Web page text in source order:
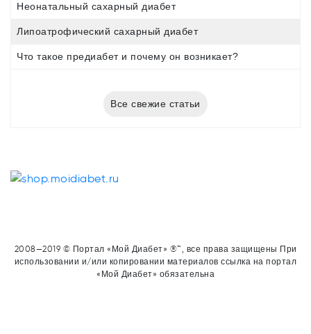
Неонатальный сахарный диабет
Липоатрофический сахарный диабет
Что такое предиабет и почему он возникает?
Все свежие статьи
2008—2019 © Портал «Мой Диабет» ®™, все права защищены При
использовании и/или копировании материалов ссылка на портал
«Мой Диабет» обязательна